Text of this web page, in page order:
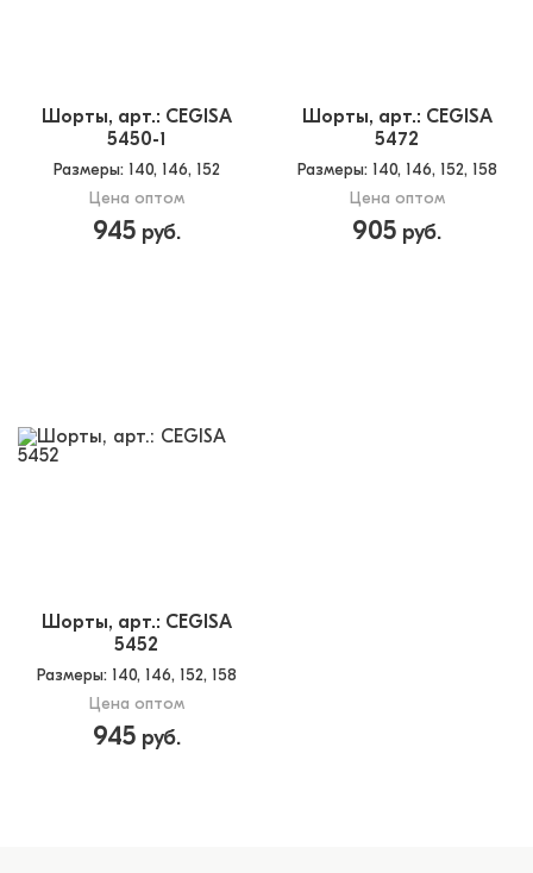
Шорты, арт.: CEGISA
5450-1
Размеры: 140, 146, 152
Цена оптом
945руб.
Шорты, арт.: CEGISA
5472
Размеры: 140, 146, 152, 158
Цена оптом
905 руб.
Шорты, арт.: CEGISA
5452
Размеры: 140, 146, 152, 158
Цена оптом
945руб.